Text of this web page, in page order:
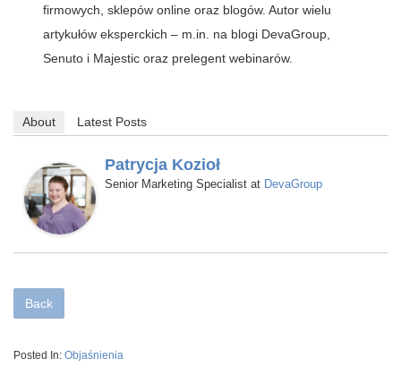
firmowych, sklepów online oraz blogów. Autor wielu
artykułów eksperckich – m.in. na blogi DevaGroup,
Senuto i Majestic oraz prelegent webinarów.
About Latest Posts
Patrycja Kozioł
Senior Marketing Specialist at DevaGroup
Back
Posted In: Objaśnienia